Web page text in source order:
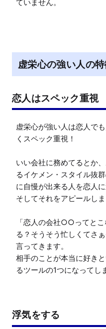
ていません。
虚栄心の強い人の特
恋人はスペック重視
虚栄心が強い人は恋人で
くスペック重視！
いい会社に務めてるとか
るイケメン・スタイル抜
に自慢が出来る人を恋人に
そしてそれをアピールしま
「恋人の会社○○ってと
る？そうそう忙しくてさ
言ってきます。
相手のことが本当に好き
るツールの1つになってし
浮気をする